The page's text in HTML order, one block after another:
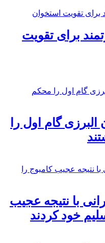
برای تقویت
البرزی گام اول را
با نتیجه عجیب
خود کردند